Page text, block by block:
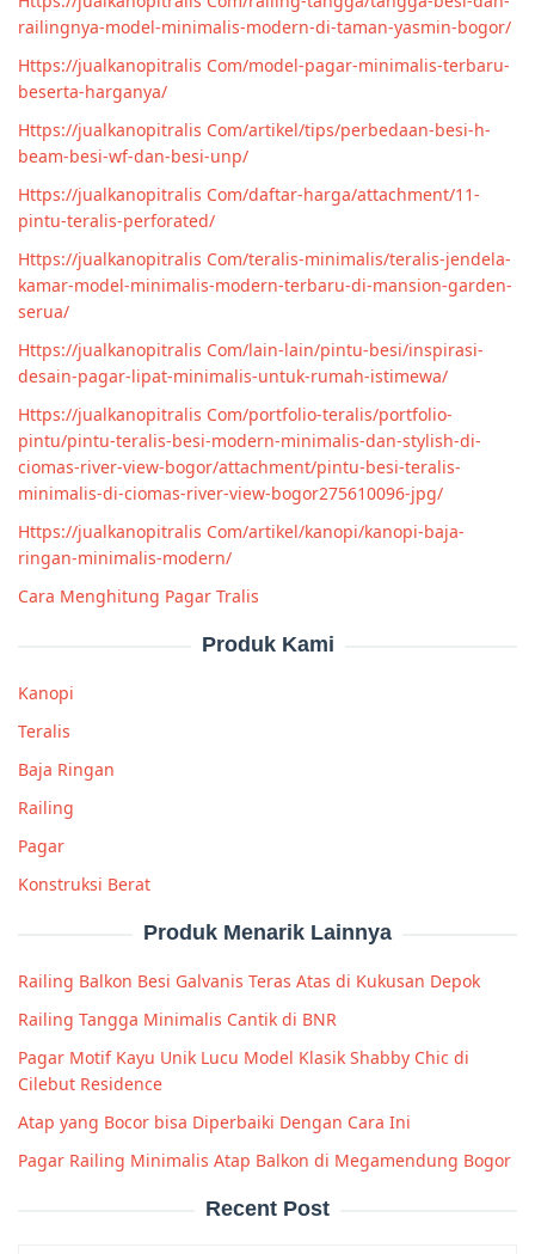
railingnya-model-minimalis-modern-di-taman-yasmin-bogor/
Https://jualkanopitralis Com/model-pagar-minimalis-terbaru-
beserta-harganya/
Https://jualkanopitralis Com/artikel/tips/perbedaan-besi-h-
beam-besi-wf-dan-besi-unp/
Https://jualkanopitralis Com/daftar-harga/attachment/11-
pintu-teralis-perforated/
Https://jualkanopitralis Com/teralis-minimalis/teralis-jendela-
kamar-model-minimalis-modern-terbaru-di-mansion-garden-
serua/
Https://jualkanopitralis Com/lain-lain/pintu-besi/inspirasi-
desain-pagar-lipat-minimalis-untuk-rumah-istimewa/
Https://jualkanopitralis Com/portfolio-teralis/portfolio-
pintu/pintu-teralis-besi-modern-minimalis-dan-stylish-di-
ciomas-river-view-bogor/attachment/pintu-besi-teralis-
minimalis-di-ciomas-river-view-bogor275610096-jpg/
Https://jualkanopitralis Com/artikel/kanopi/kanopi-baja-
ringan-minimalis-modern/
Cara Menghitung Pagar Tralis
Produk Kami
Kanopi
Teralis
Baja Ringan
Railing
Pagar
Konstruksi Berat
Produk Menarik Lainnya
Railing Balkon Besi Galvanis Teras Atas di Kukusan Depok
Railing Tangga Minimalis Cantik di BNR
Pagar Motif Kayu Unik Lucu Model Klasik Shabby Chic di
Cilebut Residence
Atap yang Bocor bisa Diperbaiki Dengan Cara Ini
Pagar Railing Minimalis Atap Balkon di Megamendung Bogor
Recent Post